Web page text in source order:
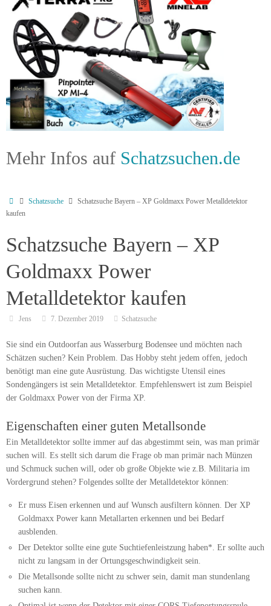
Mehr Infos auf Schatzsuchen.de
Schatzsuche
Schatzsuche Bayern – XP Goldmaxx Power Metalldetektor
kaufen
Schatzsuche Bayern – XP
Goldmaxx Power
Metalldetektor kaufen
Jens 7. Dezember 2019 Schatzsuche
Sie sind ein Outdoorfan aus Wasserburg Bodensee und möchten nach
Schätzen suchen? Kein Problem. Das Hobby steht jedem offen, jedoch
benötigt man eine gute Ausrüstung. Das wichtigste Utensil eines
Sondengängers ist sein Metalldetektor. Empfehlenswert ist zum Beispiel
der Goldmaxx Power von der Firma XP.
Eigenschaften einer guten Metallsonde
Ein Metalldetektor sollte immer auf das abgestimmt sein, was man primär
suchen will. Es stellt sich darum die Frage ob man primär nach Münzen
und Schmuck suchen will, oder ob große Objekte wie z.B. Militaria im
Vordergrund stehen? Folgendes sollte der Metalldetektor können:
Er muss Eisen erkennen und auf Wunsch ausfiltern können. Der XP
Goldmaxx Power kann Metallarten erkennen und bei Bedarf
ausblenden.
Der Detektor sollte eine gute Suchtiefenleistzung haben*. Er sollte auch
nicht zu langsam in der Ortungsgeschwindigkeit sein.
Die Metallsonde sollte nicht zu schwer sein, damit man stundenlang
suchen kann.